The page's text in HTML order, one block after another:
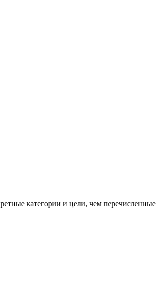
категории и цели, чем перечисленные